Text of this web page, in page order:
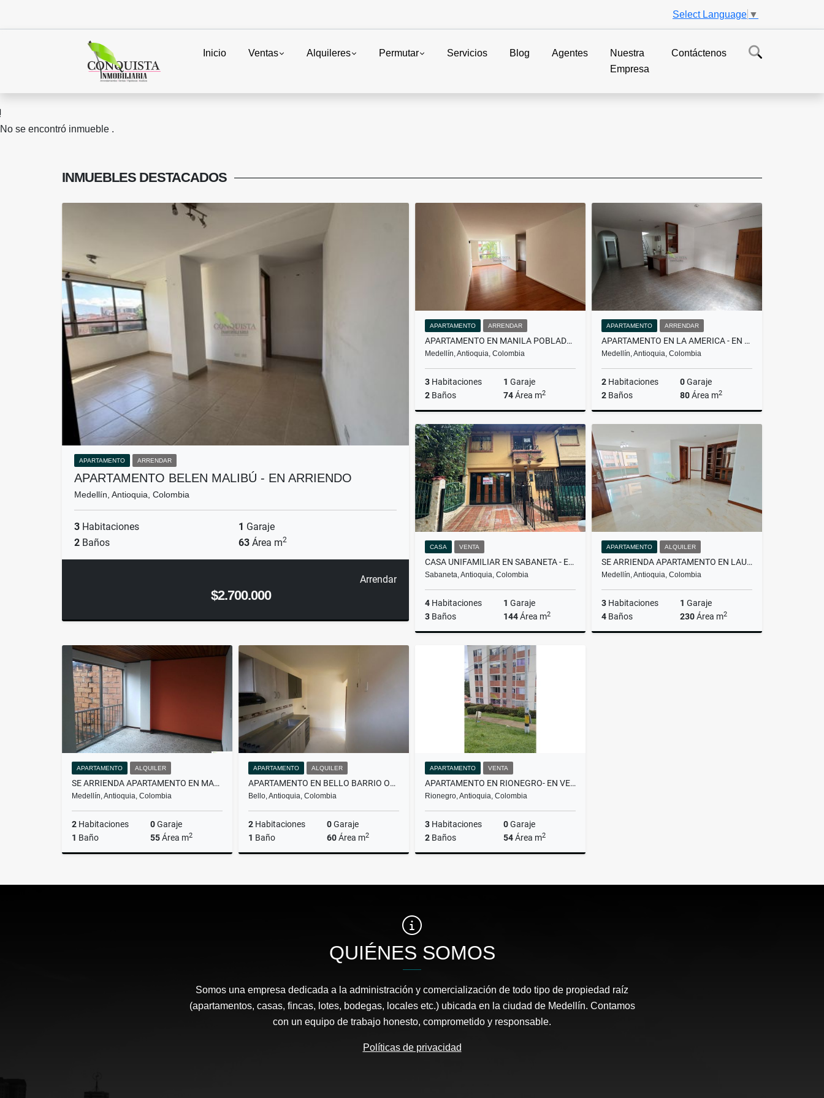
Select Language ▼
Inicio Ventas Alquileres Permutar Servicios Blog Agentes
Nuestra
Empresa
Contáctenos
No se encontró inmueble .
INMUEBLES DESTACADOS
APARTAMENTO ARRENDAR
APARTAMENTO BELEN MALIBÚ - EN ARRIENDO
Medellín, Antioquia, Colombia
3 Habitaciones 1 Garaje
2 Baños 63 Área m2
Arrendar
$2.700.000
APARTAMENTO ARRENDAR
APARTAMENTO EN MANILA POBLADO - EN ARRIENDO
Medellín, Antioquia, Colombia
3 Habitaciones 1 Garaje
2 Baños 74Área m2
Arrendar
$3.500.000
APARTAMENTO ARRENDAR
APARTAMENTO EN LA AMERICA - EN ARRIENDO
Medellín, Antioquia, Colombia
2 Habitaciones 0Garaje
2 Baños 80Área m2
Arrendar
CASA VENTA
CASA UNIFAMILIAR EN SABANETA - EN ARRIENDO Y/O VENTA
Sabaneta, Antioquia, Colombia
4 Habitaciones 1 Garaje
3 Baños 144Área m2
$1.150.000.000 $4.500.000
APARTAMENTO ALQUILER
SE ARRIENDA APARTAMENTO EN LAURELES
Medellín, Antioquia, Colombia
3 Habitaciones 1 Garaje
4 Baños 230Área m2
APARTAMENTO ALQUILER
SE ARRIENDA APARTAMENTO EN MANRIQUE CENTRAL
Medellín, Antioquia, Colombia
2 Habitaciones 0Garaje
1 Baño 55Área m2
$1.500.000
APARTAMENTO ALQUILER
APARTAMENTO EN BELLO BARRIO OBRERO - EN ARRIENDO
Bello, Antioquia, Colombia
2 Habitaciones 0Garaje
1 Baño 60Área m2
$1.500.000
APARTAMENTO VENTA
APARTAMENTO EN RIONEGRO- EN VENTA
Rionegro, Antioquia, Colombia
3 Habitaciones 0Garaje
2 Baños 54Área m2
$220.000.000
QUIÉNES SOMOS
Somos una empresa dedicada a la administración y comercialización de todo tipo de propiedad raíz
(apartamentos, casas, fincas, lotes, bodegas, locales etc.) ubicada en la ciudad de Medellín. Contamos
con un equipo de trabajo honesto, comprometido y responsable.
Políticas de privacidad